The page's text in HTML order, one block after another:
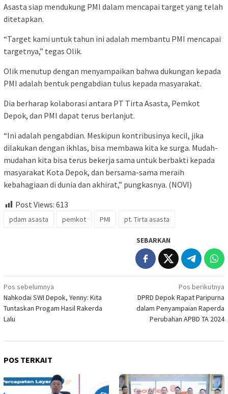
Asasta siap mendukung PMI dalam mencapai target yang telah
ditetapkan.
“Target kami untuk tahun ini adalah membantu PMI mencapai
targetnya,” tegas Olik.
Olik menutup dengan menyampaikan bahwa dukungan kepada
PMI adalah bentuk pengabdian tulus kepada masyarakat.
Dia berharap kolaborasi antara PT Tirta Asasta, Pemkot
Depok, dan PMI dapat terus berlanjut.
“Ini adalah pengabdian. Meskipun kontribusinya kecil, jika
dilakukan dengan ikhlas, bisa membawa kita ke surga. Mudah-
mudahan kita bisa terus bekerja sama untuk berbakti kepada
masyarakat Kota Depok, dan bersama-sama meraih
kebahagiaan di dunia dan akhirat,” pungkasnya. (NOVI)
Post Views: 613
pdam asasta pemkot PMI pt. Tirta asasta
SEBARKAN
Navigasi
pos
Pos sebelumnya
Nahkodai SWI Depok, Yenny: Kita
Tuntaskan Progam Hasil Rakerda
Lalu
Pos berikutnya
DPRD Depok Rapat Paripurna
dalam Penyampaian Raperda
Perubahan APBD TA 2024
POS TERKAIT